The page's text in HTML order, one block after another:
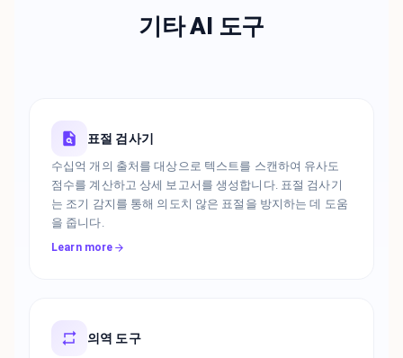
기타 AI 도구
표절 검사기
수십억 개의 출처를 대상으로 텍스트를 스캔하여 유사도
점수를 계산하고 상세 보고서를 생성합니다. 표절 검사기
는 조기 감지를 통해 의도치 않은 표절을 방지하는 데 도움
을 줍니다.
Learn more
의역 도구